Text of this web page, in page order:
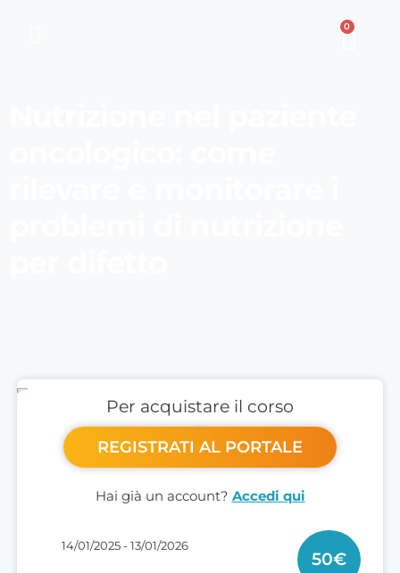
0
Per acquistare il corso
REGISTRATI AL PORTALE
Hai già un account? Accedi qui
14/01/2025 - 13/01/2026
50€